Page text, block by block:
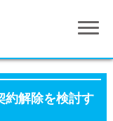
約解除を検討す